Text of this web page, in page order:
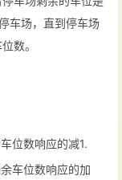
车场，直到停车场
数。
位数响应的减1.
车位数响应的加